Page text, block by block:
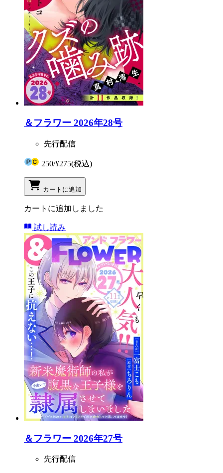
＆フラワー 2026年28号
先行配信
250/¥275(税込)
カートに追加
カートに追加しました
試し読み
＆フラワー 2026年27号
先行配信